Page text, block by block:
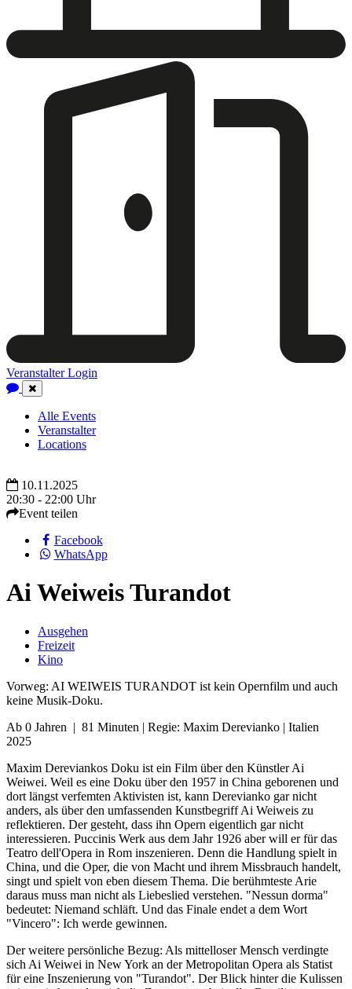
Veranstalter Login
Close
Navigation
Alle Events
Veranstalter
Locations
10.11.2025
20:30 - 22:00 Uhr
Event teilen
Facebook
WhatsApp
Ai Weiweis Turandot
Ausgehen
Freizeit
Kino
Vorweg: AI WEIWEIS TURANDOT ist kein Opernfilm und auch
keine Musik-Doku.
Ab 0 Jahren | 81 Minuten | Regie: Maxim Derevianko | Italien
2025
Maxim Dereviankos Doku ist ein Film über den Künstler Ai
Weiwei. Weil es eine Doku über den 1957 in China geborenen und
dort längst verfemten Aktivisten ist, kann Derevianko gar nicht
anders, als über den umfassenden Kunstbegriff Ai Weiweis zu
reflektieren. Der gesteht, dass ihn Opern eigentlich gar nicht
interessieren. Puccinis Werk aus dem Jahr 1926 aber will er für das
Teatro dell'Opera in Rom inszenieren. Denn die Handlung spielt in
China, und die Oper, die von Macht und ihrem Missbrauch handelt,
singt und spielt von eben diesem Thema. Die berühmteste Arie
daraus muss man nicht als Liebeslied verstehen. "Nessun dorma"
bedeutet: Niemand schläft. Und das Finale endet a dem Wort
"Vincero": Ich werde gewinnen.
Der weitere persönliche Bezug: Als mittelloser Mensch verdingte
sich Ai Weiwei in New York an der Metropolitan Opera als Statist
für eine Inszenierung von "Turandot". Der Blick hinter die Kulissen